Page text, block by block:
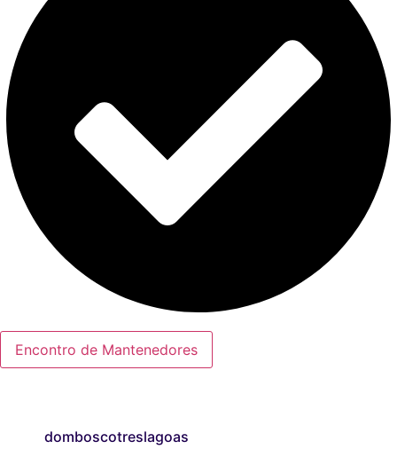
Encontro de Mantenedores
domboscotreslagoas